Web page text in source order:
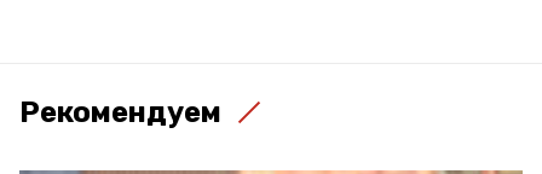
Рекомендуем